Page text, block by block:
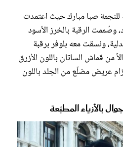
للنجمة صبا مبارك حيث اعتمدت
وصُممت الرقبة بالخرز الأسود
ونسقت معه بلوفر برقبة
من قماش الساتان باللون الأزرق
عريض مضلّع من الجلد باللون
بالأزياء المطبّعة